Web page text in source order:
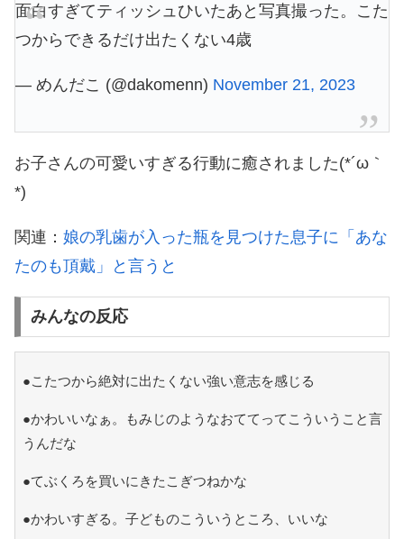
面白すぎてティッシュひいたあと写真撮った。こた
つからできるだけ出たくない4歳
— めんだこ (@dakomenn) November 21, 2023
お子さんの可愛いすぎる行動に癒されました(*´ω｀
*)
関連： 娘の乳歯が入った瓶を見つけた息子に「あな
たのも頂戴」と言うと
みんなの反応
●こたつから絶対に出たくない強い意志を感じる
●かわいいなぁ。もみじのようなおててってこういうこと言
うんだな
●てぶくろを買いにきたこぎつねかな
●かわいすぎる。子どものこういうところ、いいな